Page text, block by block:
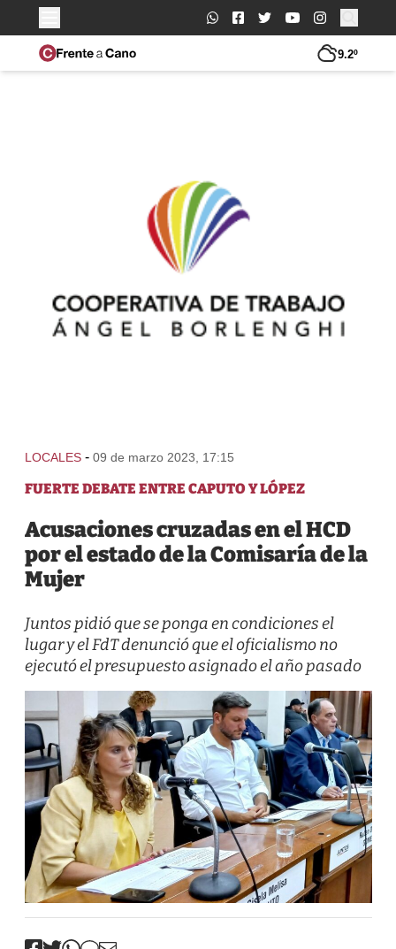
Buscar:
9.2º
LOCALES - 09 de marzo 2023, 17:15
FUERTE DEBATE ENTRE CAPUTO Y LÓPEZ
Acusaciones cruzadas en el HCD
por el estado de la Comisaría de la
Mujer
Juntos pidió que se ponga en condiciones el
lugar y el FdT denunció que el oficialismo no
ejecutó el presupuesto asignado el año pasado